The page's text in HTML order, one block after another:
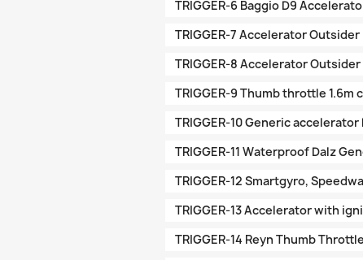
TRIGGER-6 Baggio D9
TRIGGER-7 Accelerator
TRIGGER-8 Accelerator
TRIGGER-9 Thumb throttle 1.6m
TRIGGER-10 Generic accelerator
TRIGGER-11 Waterproof Dalz
TRIGGER-12 Smartgyro,
TRIGGER-13 Accelerator with
TRIGGER-14 Reyn Thumb Throttle